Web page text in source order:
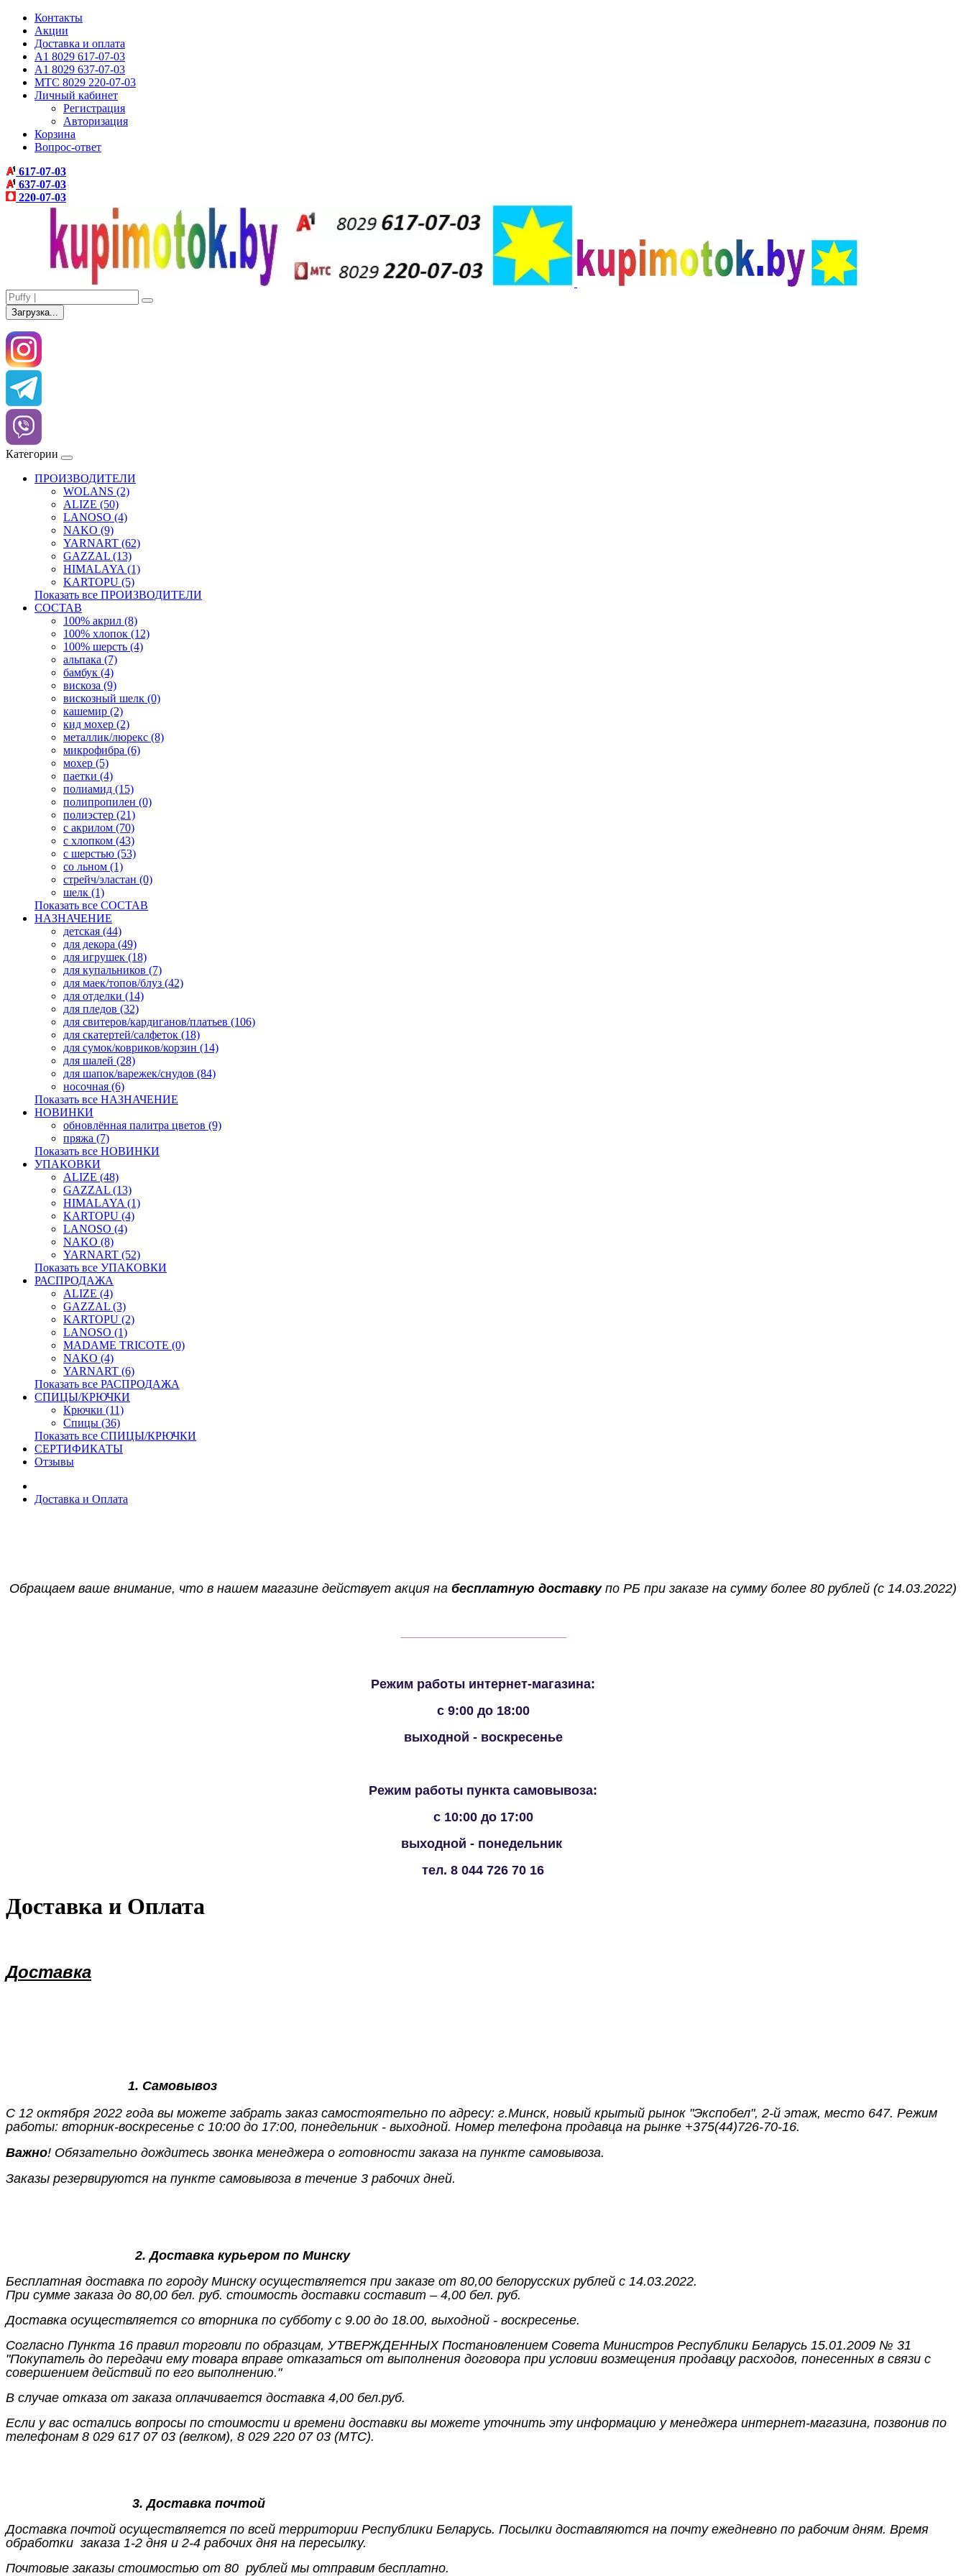
Контакты
Акции
Доставка и оплата
A1 8029 617-07-03
A1 8029 637-07-03
МТС 8029 220-07-03
Личный кабинет
Регистрация
Авторизация
Корзина
Вопрос-ответ
617-07-03
637-07-03
220-07-03
Загрузка...
Категории
ПРОИЗВОДИТЕЛИ
WOLANS (2)
ALIZE (50)
LANOSO (4)
NAKO (9)
YARNART (62)
GAZZAL (13)
HIMALAYA (1)
KARTOPU (5)
Показать все ПРОИЗВОДИТЕЛИ
СОСТАВ
100% акрил (8)
100% хлопок (12)
100% шерсть (4)
альпака (7)
бамбук (4)
вискоза (9)
вискозный шелк (0)
кашемир (2)
кид мохер (2)
металлик/люрекс (8)
микрофибра (6)
мохер (5)
паетки (4)
полиамид (15)
полипропилен (0)
полиэстер (21)
с акрилом (70)
с хлопком (43)
с шерстью (53)
со льном (1)
стрейч/эластан (0)
шелк (1)
Показать все СОСТАВ
НАЗНАЧЕНИЕ
детская (44)
для декора (49)
для игрушек (18)
для купальников (7)
для маек/топов/блуз (42)
для отделки (14)
для пледов (32)
для свитеров/кардиганов/платьев (106)
для скатертей/салфеток (18)
для сумок/ковриков/корзин (14)
для шалей (28)
для шапок/варежек/снудов (84)
носочная (6)
Показать все НАЗНАЧЕНИЕ
НОВИНКИ
обновлённая палитра цветов (9)
пряжа (7)
Показать все НОВИНКИ
УПАКОВКИ
ALIZE (48)
GAZZAL (13)
HIMALAYA (1)
KARTOPU (4)
LANOSO (4)
NAKO (8)
YARNART (52)
Показать все УПАКОВКИ
РАСПРОДАЖА
ALIZE (4)
GAZZAL (3)
KARTOPU (2)
LANOSO (1)
MADAME TRICOTE (0)
NAKO (4)
YARNART (6)
Показать все РАСПРОДАЖА
СПИЦЫ/КРЮЧКИ
Крючки (11)
Спицы (36)
Показать все СПИЦЫ/КРЮЧКИ
СЕРТИФИКАТЫ
Отзывы
Доставка и Оплата
Обращаем ваше внимание, что в нашем магазине действует акция на бесплатную доставкупо РБ при заказе на сумму более 80 рублей (с 14.03.2022)
Режим работы интернет-магазина:
с 9:00 до 18:00
выходной - воскресенье
Режим работы пункта самовывоза:
с 10:00 до 17:00
выходной - понедельник
тел. 8 044 726 70 16
Доставка и Оплата
Доставка
1. Самовывоз
С 12 октября 2022 года вы можете забрать заказ самостоятельно по адресу: г.Минск, новый крытый рынок "Экспобел", 2-й этаж, место 647. Режим
работы: вторник-воскресенье с 10:00 до 17:00, понедельник - выходной. Номер телефона продавца на рынке +375(44)726-70-16.
Важно! Обязательно дождитесь звонка менеджера о готовности заказа на пункте самовывоза.
Заказы резервируются на пункте самовывоза в течение 3 рабочих дней.
2. Доставка курьером по Минску
Бесплатная доставка по городу Минску осуществляется при заказе от 80,00 белорусских рублей с 14.03.2022.
При сумме заказа до 80,00 бел. руб. стоимость доставки составит – 4,00 бел. руб.
Доставка осуществляется со вторника по субботу с 9.00 до 18.00, выходной - воскресенье.
Согласно Пункта 16 правил торговли по образцам, УТВЕРЖДЕННЫХ Постановлением Совета Министров Республики Беларусь 15.01.2009 № 31
"Покупатель до передачи ему товара вправе отказаться от выполнения договора при условии возмещения продавцу расходов, понесенных в связи с
совершением действий по его выполнению."
В случае отказа от заказа оплачивается доставка 4,00 бел.руб.
Если у вас остались вопросы по стоимости и времени доставки вы можете уточнить эту информацию у менеджера интернет-магазина, позвонив по
телефонам 8 029 617 07 03 (велком), 8 029 220 07 03 (МТС).
3. Доставка почтой
Доставка почтой осуществляется по всей территории Республики Беларусь. Посылки доставляются на почту ежедневно по рабочим дням. Время
обработки заказа 1-2 дня и 2-4 рабочих дня на пересылку.
Почтовые заказы стоимостью от 80 рублей мы отправим бесплатно.